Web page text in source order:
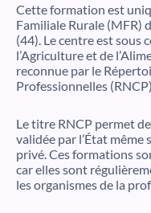
Cette formation est
Familiale Rurale (MFR)
(44). Le centre est sous
l’Agriculture et de
reconnue par le
Professionnelles (RNCP).
Le titre RNCP permet
validée par l’État
privé. Ces formations
car elles sont
les organismes de la